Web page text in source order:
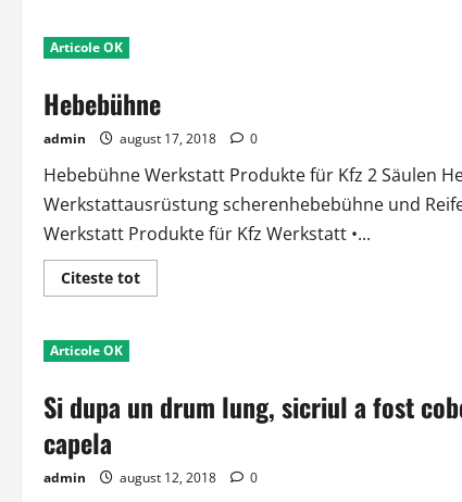
inainte!
Articole OK
Hebebühne
admin august 17, 2018 0
Hebebühne Werkstatt Produkte für Kfz 2 Säulen
Werkstattausrüstung scherenhebebühne und
Werkstatt Produkte für Kfz Werkstatt •...
Citeste totRead
more
Articole OK
Si dupa un drum lung, sicriul a fost
capela
admin august 12, 2018 0